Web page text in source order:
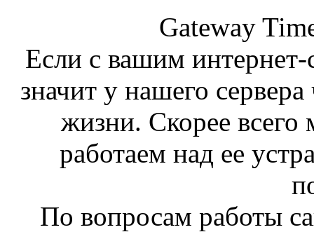
Gateway
Если с вашим интернет-
значит у нашего
жизни. Скорее
работаем над ее
По вопросам работы